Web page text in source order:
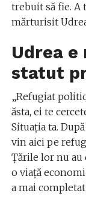
trebuit să fie. A
mărturisit
Udrea
statut
„Refugiat
ăsta, ei te
Situaţia ta.
vin aici pe
Ţările lor nu au
o viaţă
a mai